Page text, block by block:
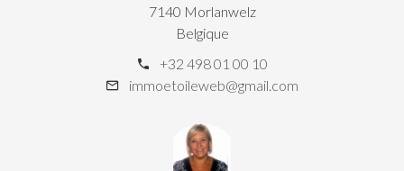
7140 Morlanwelz
Belgique
+32 498 01 00 10
immoetoileweb@gmail.com